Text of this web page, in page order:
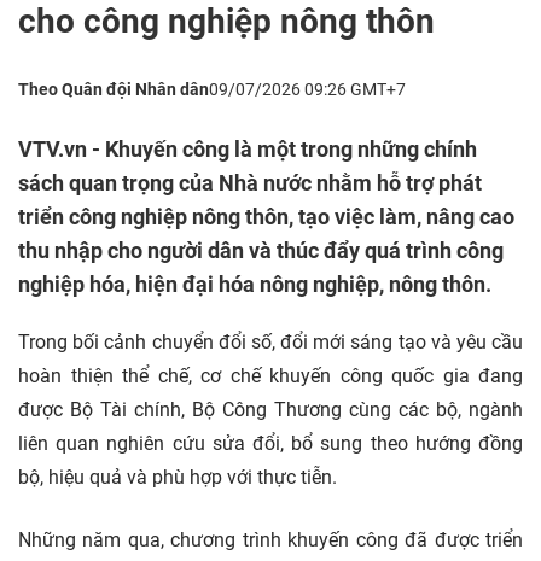
cho công nghiệp nông thôn
Theo Quân đội Nhân dân09/07/2026 09:26 GMT+7
VTV.vn - Khuyến công là một trong những chính
sách quan trọng của Nhà nước nhằm hỗ trợ phát
triển công nghiệp nông thôn, tạo việc làm, nâng cao
thu nhập cho người dân và thúc đẩy quá trình công
nghiệp hóa, hiện đại hóa nông nghiệp, nông thôn.
Trong bối cảnh chuyển đổi số, đổi mới sáng tạo và yêu cầu
hoàn thiện thể chế, cơ chế khuyến công quốc gia đang
được Bộ Tài chính, Bộ Công Thương cùng các bộ, ngành
liên quan nghiên cứu sửa đổi, bổ sung theo hướng đồng
bộ, hiệu quả và phù hợp với thực tiễn.
Những năm qua, chương trình khuyến công đã được triển